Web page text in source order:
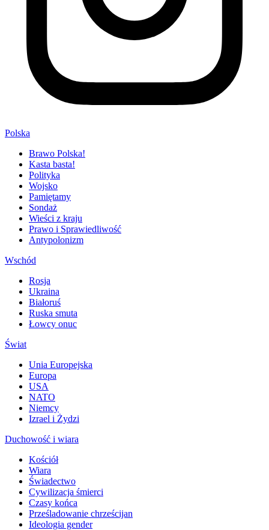
Polska
Brawo Polska!
Kasta basta!
Polityka
Wojsko
Pamiętamy
Sondaż
Wieści z kraju
Prawo i Sprawiedliwość
Antypolonizm
Wschód
Rosja
Ukraina
Białoruś
Ruska smuta
Łowcy onuc
Świat
Unia Europejska
Europa
USA
NATO
Niemcy
Izrael i Żydzi
Duchowość i wiara
Kościół
Wiara
Świadectwo
Cywilizacja śmierci
Czasy końca
Prześladowanie chrześcijan
Ideologia gender